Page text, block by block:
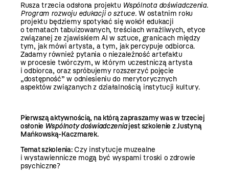
Rusza trzecia odsłona projektu Wspólnota doświadczenia.
Program rozwoju edukacji o sztuce.W ostatnim roku
projektu będziemy spotykać się wokół edukacji
o tematach tabuizowanych, treściach wrażliwych, etyce
związanej ze zjawiskiem AI w sztuce, granicach między
tym, jak mówi artysta, a tym, jak percypuje odbiorca.
Zadamy również pytania o niezależność artefaktu
w procesie twórczym, w którym uczestniczą artysta
i odbiorca, oraz spróbujemy rozszerzyć pojęcie
„dostępność” w odniesieniu do merytorycznych
aspektów związanych z działalnością instytucji kultury.
Pierwszą aktywnością, na którą zapraszamy was w trzeciej
osłonie Wspólnoty doświadczeniajest szkolenie z Justyną
Mańkowską-Kaczmarek.
Temat szkolenia:Czy instytucje muzealne
i wystawiennicze mogą być wyspami troski o zdrowie
psychiczne?